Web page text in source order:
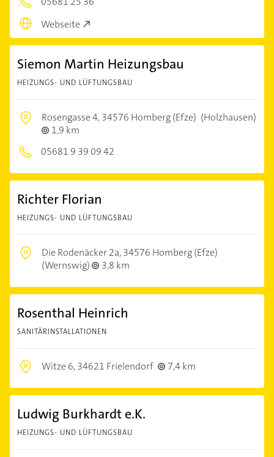
Webseite
Siemon Martin Heizungsbau
HEIZUNGS- UND LÜFTUNGSBAU
Rosengasse 4,34576 Homberg (Efze) (Holzhausen)
1,9 km
05681 9 39 09 42
Richter Florian
HEIZUNGS- UND LÜFTUNGSBAU
Die Rodenäcker 2a,34576 Homberg (Efze)
(Wernswig)
3,8 km
Rosenthal Heinrich
SANITÄRINSTALLATIONEN
Witze 6,34621 Frielendorf 7,4 km
Ludwig Burkhardt e.K.
HEIZUNGS- UND LÜFTUNGSBAU